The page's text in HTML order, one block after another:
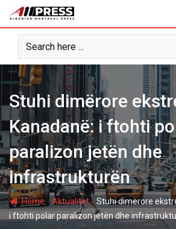
content
Stuhi dimërore
Kanadanë: i ftohti
paralizon jetën dhe
infrastrukturën
Home- Aktualitet-Stuhi dimërore
i ftohti polar paralizon jetën dhe